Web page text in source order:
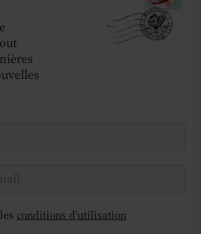
conditions d'utilisation